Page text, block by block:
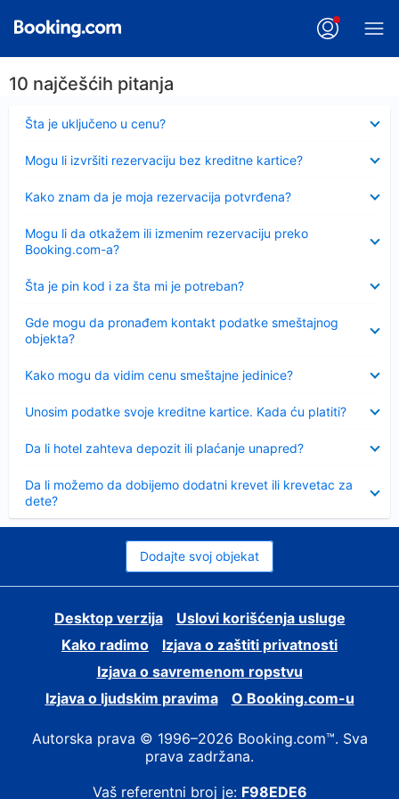
10 najčešćih pitanja
Šta je uključeno u cenu?
Sažeto
Mogu li izvršiti rezervaciju bez kreditne kartice?
Kako znam da je moja rezervacija potvrđena?
Mogu li da otkažem ili izmenim rezervaciju preko
Booking.com-a?
Šta je pin kod i za šta mi je potreban?
Sažeto
Gde mogu da pronađem kontakt podatke smeštajnog
objekta?
Kako mogu da vidim cenu smeštajne jedinice?
Unosim podatke svoje kreditne kartice. Kada ću platiti?
Da li hotel zahteva depozit ili plaćanje unapred?
Da li možemo da dobijemo dodatni krevet ili krevetac za
dete?
Dodajte svoj objekat
Desktop verzija
Uslovi korišćenja usluge
Kako radimo
Izjava o zaštiti privatnosti
Izjava o savremenom ropstvu
Izjava o ljudskim pravima
О Booking.com-u
Autorska prava © 1996–2026 Booking.com™. Sva
prava zadržana.
Vaš referentni broj je: F98EDE6